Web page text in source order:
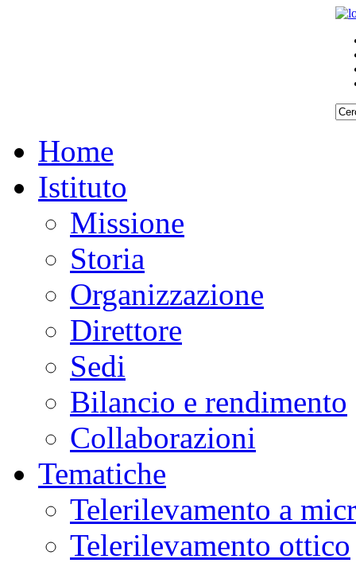
Home
Istituto
Missione
Storia
Organizzazione
Direttore
Sedi
Bilancio e rendimento
Collaborazioni
Tematiche
Telerilevamento a
Telerilevamento ottico